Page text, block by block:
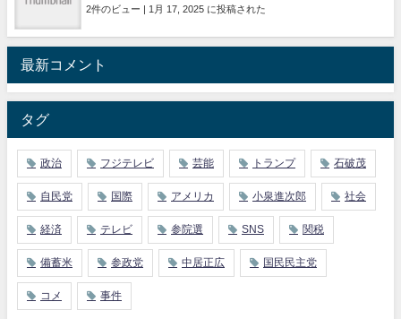
2件のビュー | 1月 17, 2025 に投稿された
最新コメント
タグ
政治 フジテレビ 芸能 トランプ 石破茂
自民党 国際 アメリカ 小泉進次郎 社会
経済 テレビ 参院選 SNS 関税
備蓄米 参政党 中居正広 国民民主党
コメ 事件